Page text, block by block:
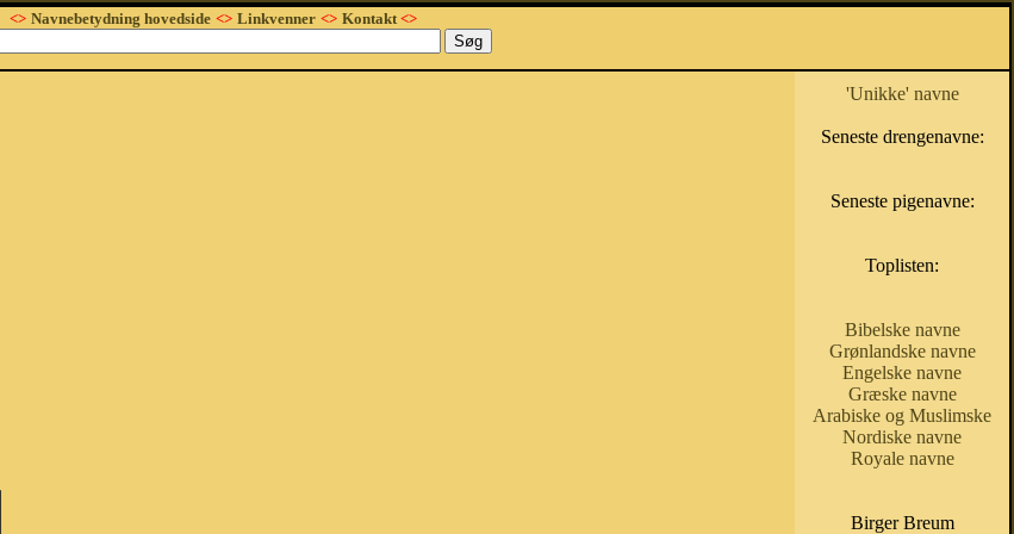
<> Navnebetydning hovedside <> Linkvenner <> Kontakt<>
'Unikke' navne
Seneste drengenavne:
Seneste pigenavne:
Toplisten:
Bibelske navne
Grønlandske navne
Engelske navne
Græske navne
Arabiske og Muslimske
Nordiske navne
Royale navne
Birger Breum